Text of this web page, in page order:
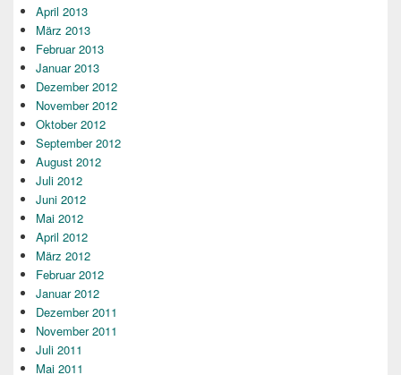
April 2013
März 2013
Februar 2013
Januar 2013
Dezember 2012
November 2012
Oktober 2012
September 2012
August 2012
Juli 2012
Juni 2012
Mai 2012
April 2012
März 2012
Februar 2012
Januar 2012
Dezember 2011
November 2011
Juli 2011
Mai 2011